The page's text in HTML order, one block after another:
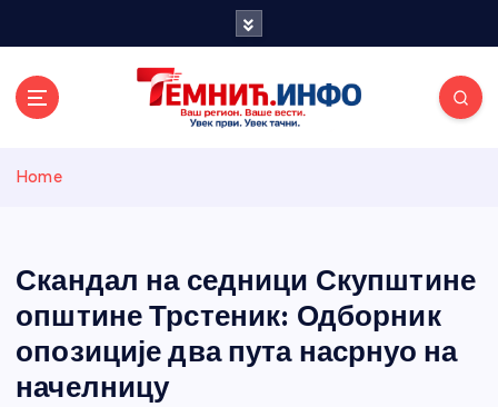
и портал
Home
Скандал на седници Скупштине
општине Трстеник: Одборник
опозиције два пута насрнуо на
начелницу